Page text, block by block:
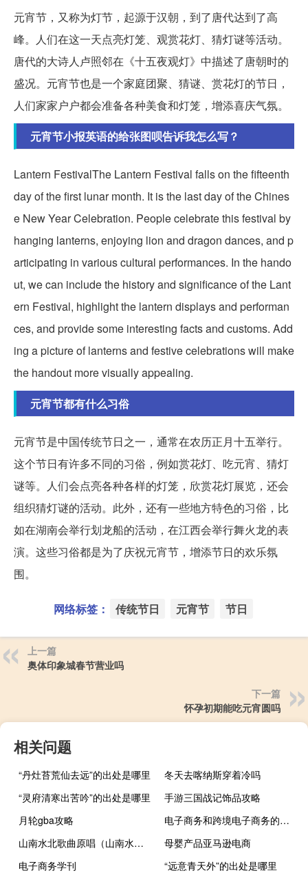
元宵节，又称为灯节，起源于汉朝，到了唐代达到了高
峰。人们在这一天点亮灯笼、观赏花灯、猜灯谜等活动。
唐代的大诗人卢照邻在《十五夜观灯》中描述了唐朝时的
盛况。元宵节也是一个家庭团聚、猜谜、赏花灯的节日，
人们家家户户都会准备各种美食和灯笼，增添喜庆气氛。
元宵节小报英语的给张图呗告诉我怎么写？
Lantern FestivalThe Lantern Festival falls on the fifteenth
day of the first lunar month. It is the last day of the Chines
e New Year Celebration. People celebrate this festival by
hanging lanterns, enjoying lion and dragon dances, and p
articipating in various cultural performances. In the hando
ut, we can include the history and significance of the Lant
ern Festival, highlight the lantern displays and performan
ces, and provide some interesting facts and customs. Add
ing a picture of lanterns and festive celebrations will make
the handout more visually appealing.
元宵节都有什么习俗
元宵节是中国传统节日之一，通常在农历正月十五举行。
这个节日有许多不同的习俗，例如赏花灯、吃元宵、猜灯
谜等。人们会点亮各种各样的灯笼，欣赏花灯展览，还会
组织猜灯谜的活动。此外，还有一些地方特色的习俗，比
如在湖南会举行划龙船的活动，在江西会举行舞火龙的表
演。这些习俗都是为了庆祝元宵节，增添节日的欢乐氛
围。
网络标签： 传统节日 元宵节 节日
上一篇
奥体印象城春节营业吗
下一篇
怀孕初期能吃元宵圆吗
相关问题
“丹灶苔荒仙去远”的出处是哪里
冬天去喀纳斯穿着冷吗
“灵府清寒出苦吟”的出处是哪里
手游三国战记饰品攻略
月轮gba攻略
电子商务和跨境电子商务的关系
山南水北歌曲原唱（山南水北）
母婴产品亚马逊电商
电子商务学刊
“远意青天外”的出处是哪里